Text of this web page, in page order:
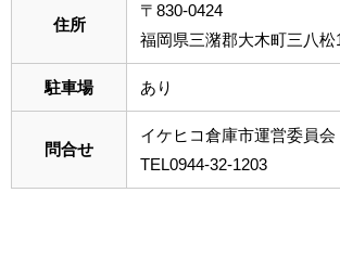
住所
〒830-0424
福岡県三潴郡大木町三八松
駐車場 あり
問合せ
イケヒコ倉庫市運営委員会
TEL0944-32-1203